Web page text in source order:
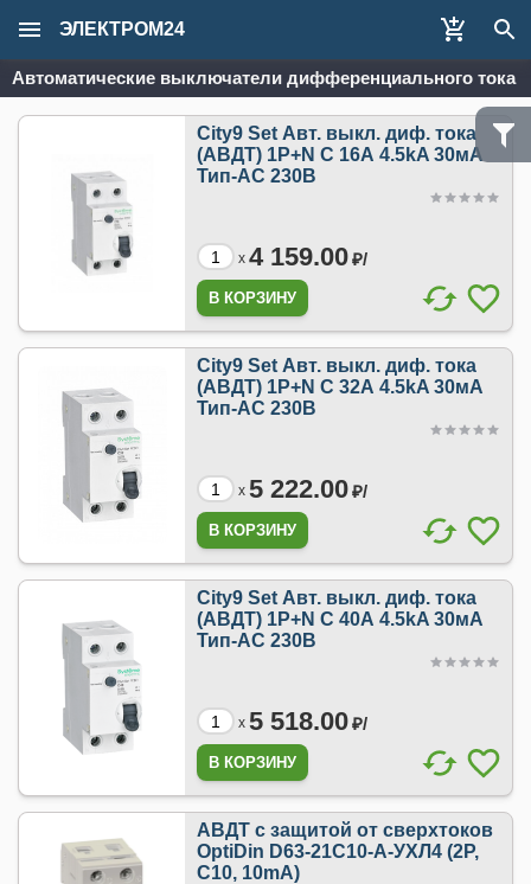
ЭЛЕКТРОМ24
Автоматические выключатели дифференциального тока
City9 Set Авт. выкл. диф. тока
(АВДТ) 1P+N С 16А 4.5kA 30мА
Тип-AС 230В
x 4 159.00₽/
City9 Set Авт. выкл. диф. тока
(АВДТ) 1P+N С 32А 4.5kA 30мА
Тип-AС 230В
x 5 222.00₽/
City9 Set Авт. выкл. диф. тока
(АВДТ) 1P+N С 40А 4.5kA 30мА
Тип-AС 230В
x 5 518.00₽/
АВДТ с защитой от сверхтоков
OptiDin D63-21C10-A-УХЛ4 (2P,
C10, 10mA)